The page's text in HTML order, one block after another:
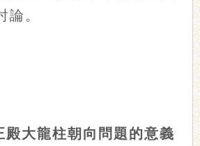
論。
殿大龍柱朝向問題的意義